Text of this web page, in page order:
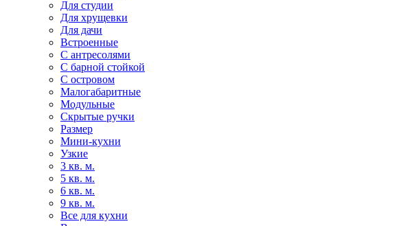
Для студии
Для хрущевки
Для дачи
Встроенные
С антресолями
С барной стойкой
С островом
Малогабаритные
Модульные
Скрытые ручки
Размер
Мини-кухни
Узкие
3 кв. м.
5 кв. м.
6 кв. м.
9 кв. м.
Все для кухни